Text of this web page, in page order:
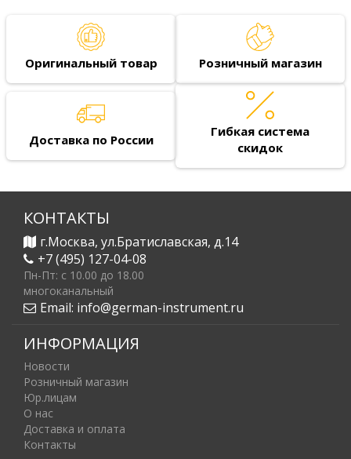
Оригинальный товар Розничный магазин
Доставка по России
Гибкая система
скидок
КОНТАКТЫ
г.Москва, ул.Братиславская, д.14
+7 (495) 127-04-08
Пн-Пт: c 10.00 до 18.00
многоканальный
Email: info@german-instrument.ru
ИНФОРМАЦИЯ
Новости
Розничный магазин
Юр.лицам
О нас
Доставка и оплата
Контакты